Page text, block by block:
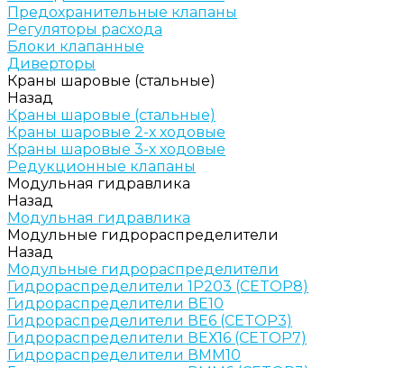
Предохранительные клапаны
Регуляторы расхода
Блоки клапанные
Диверторы
Краны шаровые (стальные)
Назад
Краны шаровые (стальные)
Краны шаровые 2-х ходовые
Краны шаровые 3-х ходовые
Редукционные клапаны
Модульная гидравлика
Назад
Модульная гидравлика
Модульные гидрораспределители
Назад
Модульные гидрораспределители
Гидрораспределители 1Р203 (CETOP8)
Гидрораспределители ВЕ10
Гидрораспределители ВЕ6 (CETOP3)
Гидрораспределители ВЕХ16 (CETOP7)
Гидрораспределители ВММ10